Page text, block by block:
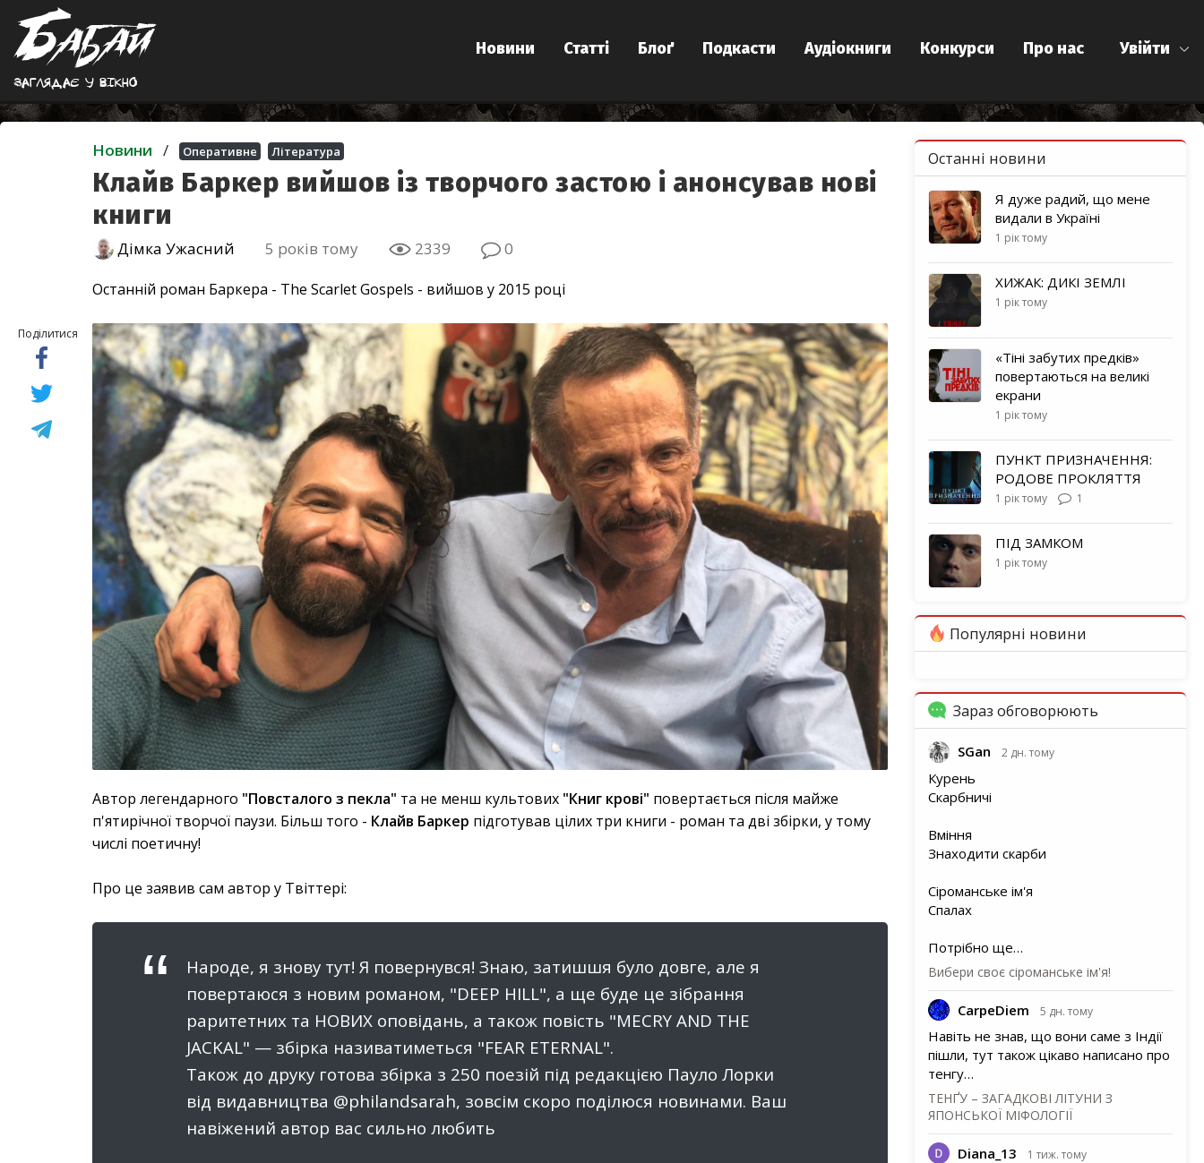
Заглядає у вiкно
Увійти
Новини Статті Блоґ Подкасти Аудіокниги Конкурси Про нас
Новини / Оперативне Література
Клайв Баркер вийшов із творчого застою і анонсував нові
книги
Дімка Ужасний 5 років тому 2339 0
Останній роман Баркера - The Scarlet Gospels - вийшов у 2015 році
Поділитися
Автор легендарного "Повсталого з пекла" та не менш культових "Книг крові" повертається після майже
п'ятирічної творчої паузи. Більш того - Клайв Баркер підготував цілих три книги - роман та дві збірки, у тому
числі поетичну!
Про це заявив сам автор у Твіттері:
Народе, я знову тут! Я повернувся! Знаю, затишшя було довге, але я
повертаюся з новим романом, "DEEP HILL", а ще буде це зібрання
раритетних та НОВИХ оповідань, а також повість "MECRY AND THE
JACKAL" — збірка називатиметься "FEAR ETERNAL".
Також до друку готова збірка з 250 поезій під редакцією Пауло Лорки
від видавництва @philandsarah, зовсім скоро поділюся новинами. Ваш
навіжений автор вас сильно любить
Останні новини
Я дуже радий, що мене
видали в Україні
1 рік тому
ХИЖАК: ДИКІ ЗЕМЛІ
1 рік тому
«Тіні забутих предків»
повертаються на великі
екрани
1 рік тому
ПУНКТ ПРИЗНАЧЕННЯ:
РОДОВЕ ПРОКЛЯТТЯ
1 рік тому 1
ПІД ЗАМКОМ
1 рік тому
Популярні новини
Зараз обговорюють
SGan 2 дн. тому
Курень
Скарбничі
Вміння
Знаходити скарби
Сіроманське ім'я
Спалах
Потрібно ще…
Вибери своє сіроманське ім'я!
CarpeDiem 5 дн. тому
Навіть не знав, що вони саме з Індії
пішли, тут також цікаво написано про
тенгу…
ТЕНҐУ – ЗАГАДКОВІ ЛІТУНИ З
ЯПОНСЬКОЇ МІФОЛОГІЇ
Diana_13 1 тиж. тому